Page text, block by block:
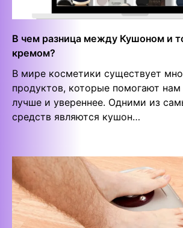
В чем разница между Кушоном и
кремом?
В мире косметики существует
продуктов, которые помогают нам
лучше и увереннее. Одними из
средств являются кушон…